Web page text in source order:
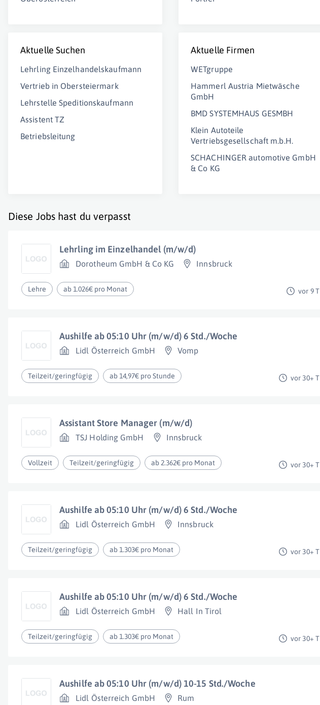
Aktuelle Suchen
Lehrling Einzelhandelskaufmann
Vertrieb in Obersteiermark
Lehrstelle Speditionskaufmann
Assistent TZ
Betriebsleitung
Aktuelle Firmen
WETgruppe
Hammerl Austria Mietwäsche
GmbH
BMD SYSTEMHAUS GESMBH
Klein Autoteile
Vertriebsgesellschaft m.b.H.
SCHACHINGER automotive GmbH
& Co KG
Diese Jobs hast du verpasst
Lehrling im Einzelhandel (m/w/d)
Dorotheum GmbH & Co KG Innsbruck
Lehre ab 1.026€ pro Monat vor 9 T
Aushilfe ab 05:10 Uhr (m/w/d) 6 Std./Woche
Lidl Österreich GmbH Vomp
Teilzeit/geringfügig ab 14,97€ pro Stunde vor 30+ T
Assistant Store Manager (m/w/d)
TSJ Holding GmbH Innsbruck
Vollzeit Teilzeit/geringfügig ab 2.362€ pro Monat vor 30+ T
Aushilfe ab 05:10 Uhr (m/w/d) 6 Std./Woche
Lidl Österreich GmbH Innsbruck
Teilzeit/geringfügig ab 1.303€ pro Monat vor 30+ T
Aushilfe ab 05:10 Uhr (m/w/d) 6 Std./Woche
Lidl Österreich GmbH Hall In Tirol
Teilzeit/geringfügig ab 1.303€ pro Monat vor 30+ T
Aushilfe ab 05:10 Uhr (m/w/d) 10-15 Std./Woche
Lidl Österreich GmbH Rum